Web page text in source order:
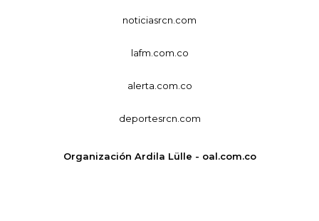
noticiasrcn.com
lafm.com.co
alerta.com.co
deportesrcn.com
Organización Ardila Lülle - oal.com.co